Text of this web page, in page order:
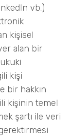
vb.)
kişisel
alan bir
kişi
bir hakkın
kişinin temel
şartı ile veri